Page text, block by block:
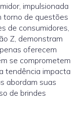
impulsionada
torno de questões
de consumidores,
Z, demonstram
oferecem
se comprometem
tendência impacta
abordam suas
de brindes